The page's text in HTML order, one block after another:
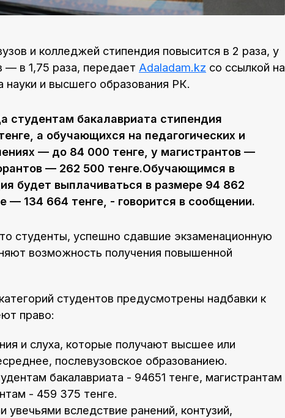
и колледжей стипендия повысится в 2 раза, у
— в 1,75 раза, передает Adaladam.kz со ссылкой на
и высшего образования РК.
студентам бакалавриата стипендия
а обучающихся на педагогических и
— до 84 000 тенге, у магистрантов —
— 262 500 тенге.Обучающимся в
будет выплачиваться в размере 94 862
— 134 664 тенге, - говорится в сообщении.
студенты, успешно сдавшие экзаменационную
возможность получения повышенной
студентов предусмотрены надбавки к
право:
и слуха, которые получают высшее или
послевузовское образованиею.
бакалавриата - 94651 тенге, магистрантам
- 459 375 тенге.
увечьями вследствие ранений, контузий,